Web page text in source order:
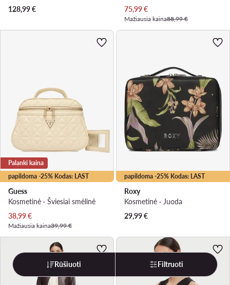
128,99€
Dabartinė kaina
75,99€
Mažiausia kaina88,99 €
papildoma -25% Kodas: LAST
Palanki kaina
Guess
Kosmetinė · Šviesiai smėlinė
Dabartinė kaina
38,99€
Mažiausia kaina39,99 €
papildoma -25% Kodas: LAST
Roxy
Kosmetinė · Juoda
29,99€
Rūšiuoti Filtruoti